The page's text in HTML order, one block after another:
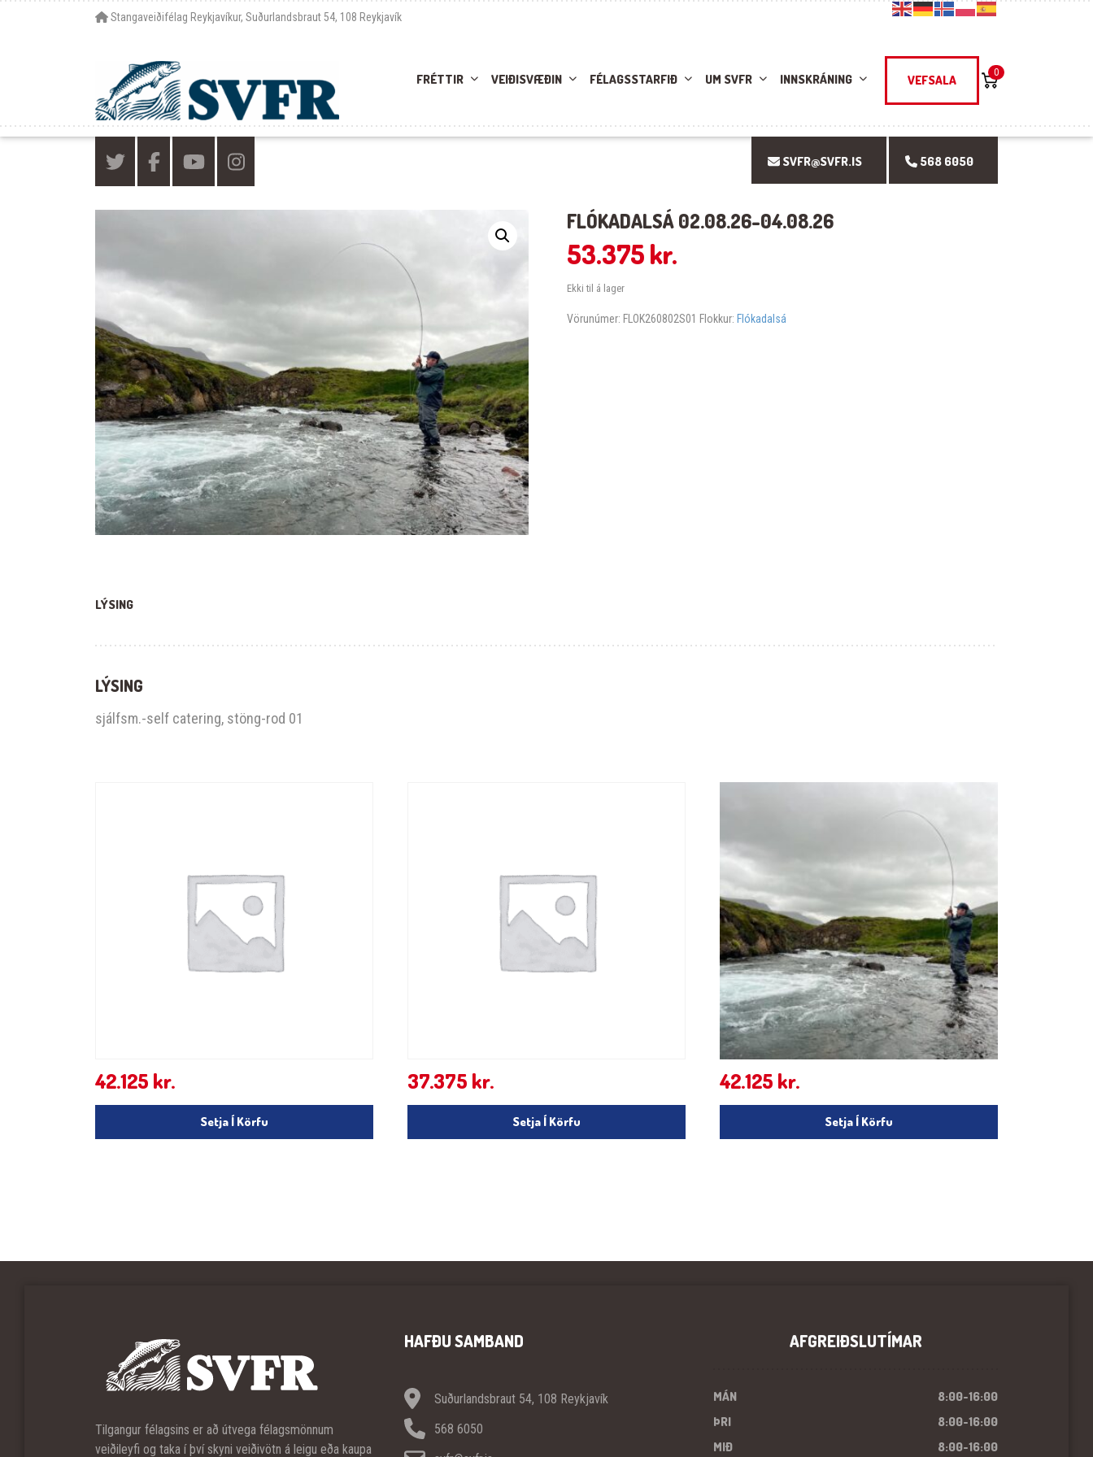
Stangaveiðifélag Reykjavíkur, Suðurlandsbraut 54, 108 Reykjavík
FRÉTTIR VEIÐISVÆÐIN FÉLAGSSTARFIÐ UM SVFR INNSKRÁNING VEFSALA
0
SVFR@SVFR.IS 568 6050
FLÓKADALSÁ 02.08.26-04.08.26
53.375kr.
Ekki til á lager
Vörunúmer: FLOK260802S01 Flokkur: Flókadalsá
LÝSING
LÝSING
sjálfsm.-self catering, stöng-rod 01
42.125 kr.
Setja Í Körfu
37.375 kr.
Setja Í Körfu
42.125 kr.
Setja Í Körfu
Tilgangur félagsins er að útvega félagsmönnum
veiðileyfi og taka í því skyni veiðivötn á leigu eða kaupa
HAFÐU SAMBAND
Suðurlandsbraut 54, 108 Reykjavík
568 6050
AFGREIÐSLUTÍMAR
MÁN
8:00-16:00
ÞRI
8:00-16:00
MIÐ
8:00-16:00